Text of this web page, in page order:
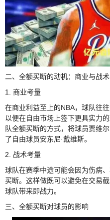
二、全额买断的动机：商业与战
1. 商业考量
在商业利益至上的NBA，球队往
以便在自由市场上签下更具实力
队全额买断的方式，将球员贾维
了自由球员安东尼·戴维斯。
2. 战术考量
球队在赛季中途可能会因为伤病
买断。这样做既可以避免在交易
球队带来即战力。
三、全额买断对球员的影响